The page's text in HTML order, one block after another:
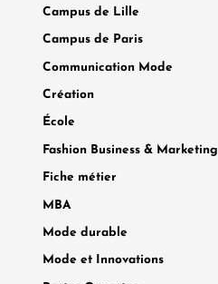
Campus de Lille
Campus de Paris
Communication Mode
Création
École
Fashion Business & Marketing
Fiche métier
MBA
Mode durable
Mode et Innovations